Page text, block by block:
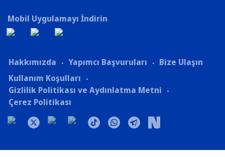
Mobil Uygulamayı İndirin
Hakkımızda Yapımcı Başvuruları
Bize Ulaşın
Kullanım Koşulları
Gizlilik Politikası ve Aydınlatma Metni
Çerez Politikası